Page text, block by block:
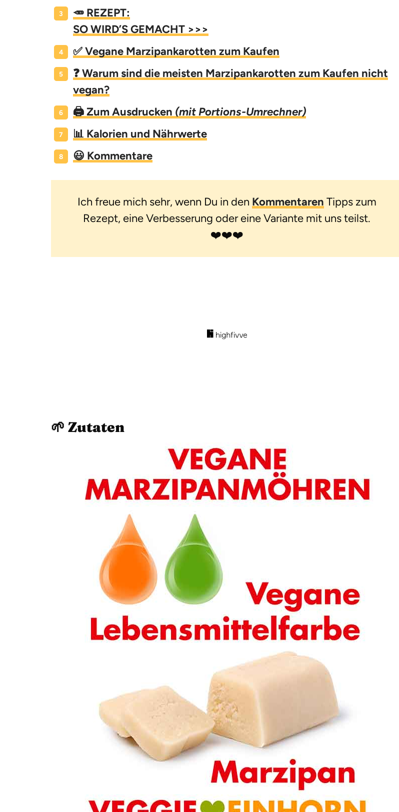
🥕 REZEPT:
SO WIRD’S GEMACHT >>>
✅ Vegane Marzipankarotten zum Kaufen
❓ Warum sind die meisten Marzipankarotten zum Kaufen nicht
vegan?
🖨️ Zum Ausdrucken (mit Portions-Umrechner)
📊 Kalorien und Nährwerte
😃 Kommentare
Ich freue mich sehr, wenn Du in den Kommentaren Tipps zum
Rezept, eine Verbesserung oder eine Variante mit uns teilst.
❤️❤️❤️
🌱 Zutaten